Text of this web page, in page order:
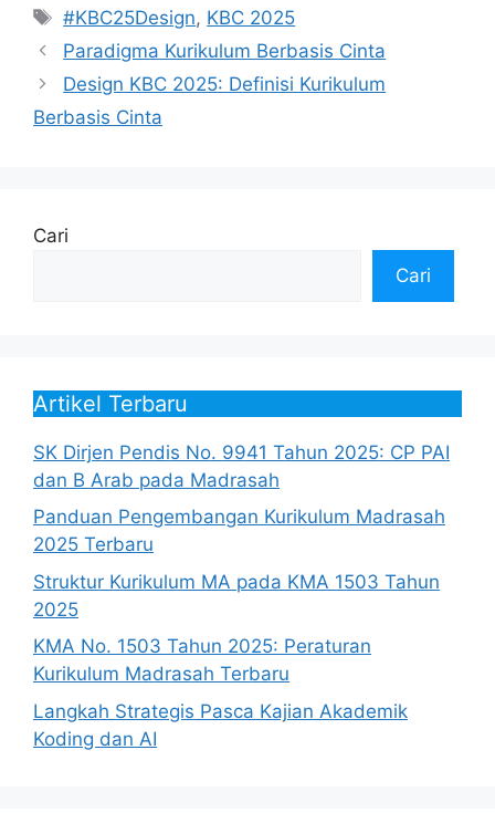
Tag
#KBC25Design, KBC 2025
Paradigma Kurikulum Berbasis Cinta
Design KBC 2025: Definisi Kurikulum
Berbasis Cinta
Cari
Cari
Artikel Terbaru
SK Dirjen Pendis No. 9941 Tahun 2025: CP PAI
dan B Arab pada Madrasah
Panduan Pengembangan Kurikulum Madrasah
2025 Terbaru
Struktur Kurikulum MA pada KMA 1503 Tahun
2025
KMA No. 1503 Tahun 2025: Peraturan
Kurikulum Madrasah Terbaru
Langkah Strategis Pasca Kajian Akademik
Koding dan AI